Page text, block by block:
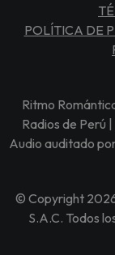
POLÍTICA DE
Ritmo
Radios de Perú
Audio auditado
© Copyright
S.A.C. Todos